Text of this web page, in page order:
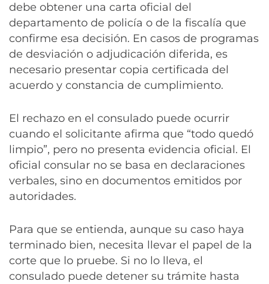
debe obtener una carta oficial del
departamento de policía o de la fiscalía que
confirme esa decisión. En casos de programas
de desviación o adjudicación diferida, es
necesario presentar copia certificada del
acuerdo y constancia de cumplimiento.
El rechazo en el consulado puede ocurrir
cuando el solicitante afirma que “todo quedó
limpio”, pero no presenta evidencia oficial. El
oficial consular no se basa en declaraciones
verbales, sino en documentos emitidos por
autoridades.
Para que se entienda, aunque su caso haya
terminado bien, necesita llevar el papel de la
corte que lo pruebe. Si no lo lleva, el
consulado puede detener su trámite hasta